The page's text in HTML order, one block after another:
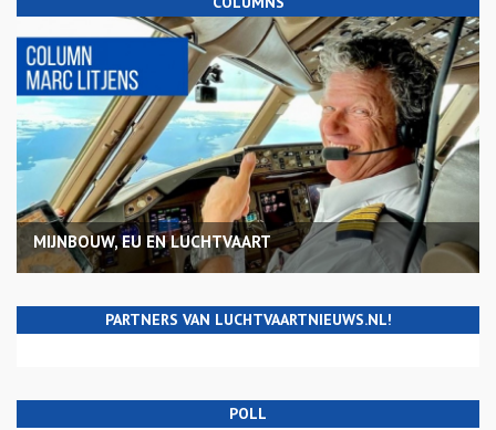
MIJNBOUW, EU EN LUCHTVAART
PARTNERS VAN LUCHTVAARTNIEUWS.NL!
POLL